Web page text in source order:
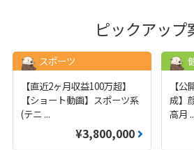
ピックアップ
スポーツ
【直近2ヶ月収益100万超】
【ショート動画】スポーツ系
(テニ ...
¥3,800,000
【
成】
高月